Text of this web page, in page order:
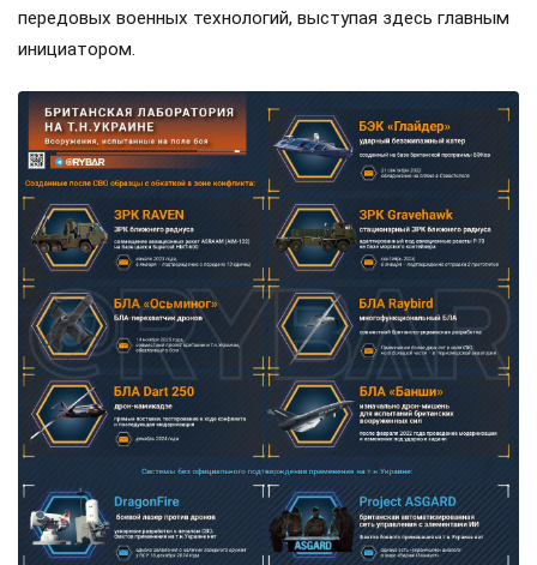
передовых военных технологий, выступая здесь главным
инициатором.